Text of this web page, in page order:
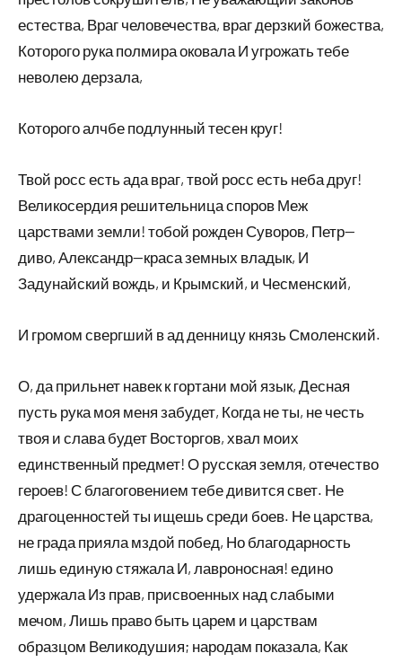
естества, Враг человечества, враг дерзкий божества,
Которого рука полмира оковала И угрожать тебе
неволею дерзала,
Которого алчбе подлунный тесен круг!
Твой росс есть ада враг, твой росс есть неба друг!
Великосердия решительница споров Меж
царствами земли! тобой рожден Суворов, Петр—
диво, Александр—краса земных владык, И
Задунайский вождь, и Крымский, и Чесменский,
И громом свергший в ад денницу князь Смоленский.
О, да прильнет навек к гортани мой язык, Десная
пусть рука моя меня забудет, Когда не ты, не честь
твоя и слава будет Восторгов, хвал моих
единственный предмет! О русская земля, отечество
героев! С благоговением тебе дивится свет. Не
драгоценностей ты ищешь среди боев. Не царства,
не града прияла мздой побед, Но благодарность
лишь единую стяжала И, лавроносная! едино
удержала Из прав, присвоенных над слабыми
мечом, Лишь право быть царем и царствам
образцом Великодушия; народам показала, Как